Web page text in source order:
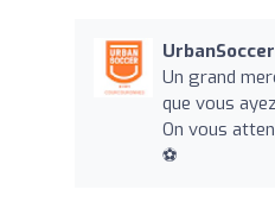
Un grand
que vous
On vous
⚽